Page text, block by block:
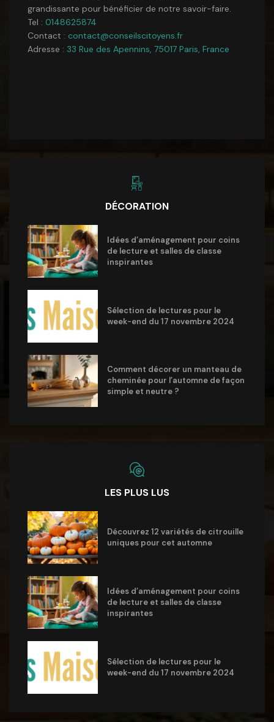
grandissante pour bénéficier de notre savoir-faire.
Tel : 0148625874
Contact : contact@conseilscitoyens.fr
Adresse : 33 Rue des Apennins, 75017 Paris, France
DÉCORATION
Idées d’aménagement pour coins
de lecture et salles de classe
inspirantes
Sélection de lectures pour le
week-end du 17 novembre 2024
Comment décorer un manteau de
cheminée pour l’automne de façon
simple et neutre ?
LES PLUS LUS
Découvrez 12 variétés de citrouille
uniques pour cet automne
Idées d’aménagement pour coins
de lecture et salles de classe
inspirantes
Sélection de lectures pour le
week-end du 17 novembre 2024